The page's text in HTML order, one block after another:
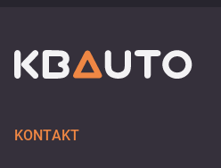
KONTAKT